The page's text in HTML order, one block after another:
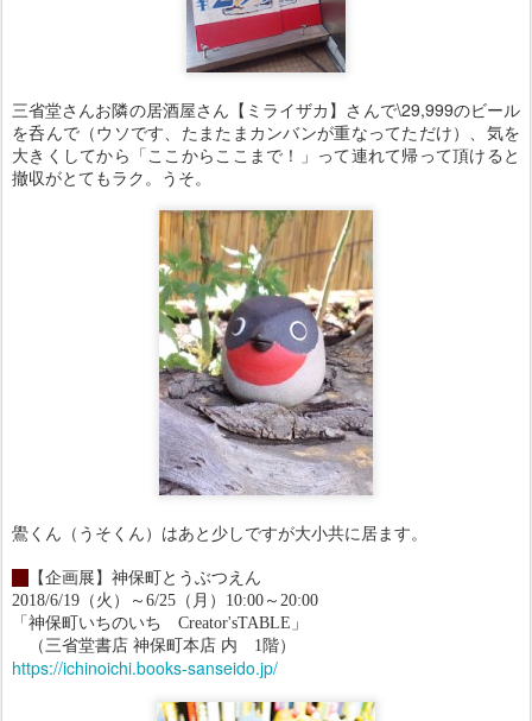
三省堂さんお隣の居酒屋さん【ミライザカ】さんで\29,999のビール
を呑んで（ウソです、たまたまカンバンが重なってただけ）、気を
大きくしてから「ここからここまで！」って連れて帰って頂けると
撤収がとてもラク。うそ。
鷽くん（うそくん）はあと少しですが大小共に居ます。
【企画展】神保町とうぶつえん
2018/6/19（火）～6/25（月）10:00～20:00
「神保町いちのいち Creator'sTABLE」
（三省堂書店 神保町本店 内 1階）
https://ichinoichi.books-sanseido.jp/